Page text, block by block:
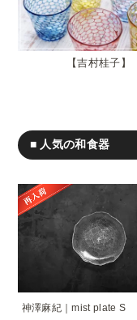
吉村桂子
■ 人気の和食器
神澤麻紀｜mist plate S